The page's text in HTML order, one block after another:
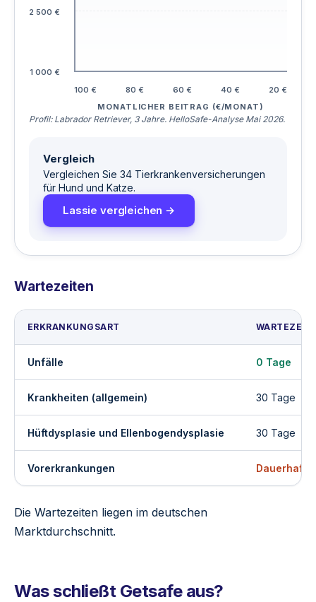
1 000 €
2 500 €
100 € 80 € 60 € 40 €
20 €
MONATLICHER BEITRAG (€/MONAT)
Profil: Labrador Retriever, 3 Jahre. HelloSafe-Analyse Mai 2026.
Vergleich
Vergleichen Sie 34 Tierkrankenversicherungen
für Hund und Katze.
Lassie vergleichen →
Wartezeiten
ERKRANKUNGSART WARTEZEIT
Unfälle 0 Tage
Krankheiten (allgemein) 30 Tage
Hüftdysplasie und Ellenbogendysplasie 30 Tage
Vorerkrankungen Dauerhaft
Die Wartezeiten liegen im deutschen
Marktdurchschnitt.
Was schließt Getsafe aus?